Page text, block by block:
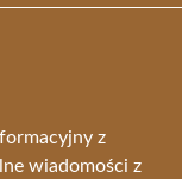
z
wiadomości z